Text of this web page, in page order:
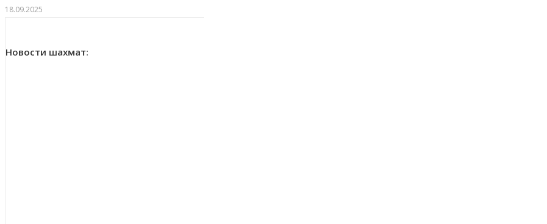
18.09.2025
Новости шахмат: